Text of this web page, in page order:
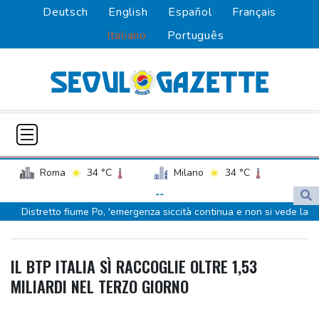
Deutsch English Español
Français
Italiano
Português
Roma 34 °C Milano
34 °C
Napoli
32 °C
--
Distretto fiume Po, 'emergenza siccità continua e non si vede la
russa
La Svezia consegnerà all'Ucraina una nave della flotta ombra
IL BTP ITALIA SÌ RACCOGLIE OLTRE 1,53
MILIARDI NEL TERZO GIORNO